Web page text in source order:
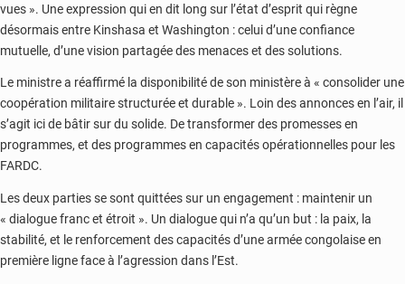
vues ». Une expression qui en dit long sur l’état d’esprit qui règne
désormais entre Kinshasa et Washington : celui d’une confiance
mutuelle, d’une vision partagée des menaces et des solutions.
Le ministre a réaffirmé la disponibilité de son ministère à « consolider une
coopération militaire structurée et durable ». Loin des annonces en l’air, il
s’agit ici de bâtir sur du solide. De transformer des promesses en
programmes, et des programmes en capacités opérationnelles pour les
FARDC.
Les deux parties se sont quittées sur un engagement : maintenir un
« dialogue franc et étroit ». Un dialogue qui n’a qu’un but : la paix, la
stabilité, et le renforcement des capacités d’une armée congolaise en
première ligne face à l’agression dans l’Est.